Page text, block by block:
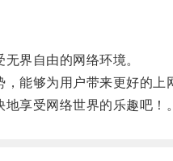
界自由的网络环境。
能够为用户带来更好的上
享受网络世界的乐趣吧！。